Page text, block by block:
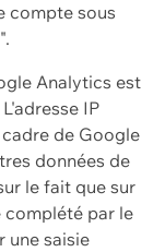
compte sous
Analytics est
IP
de Google
données de
le fait que sur
complété par le
une saisie